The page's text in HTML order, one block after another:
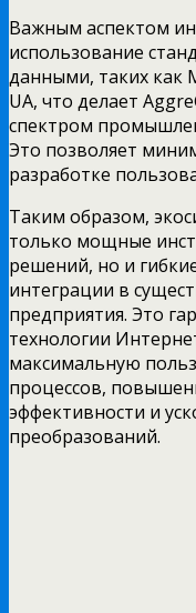
Важным аспектом
использование
данными, таких как
UA, что делает
спектром
Это позволяет
разработке
Таким образом,
только мощные
решений, но и
интеграции в
предприятия. Это
технологии
максимальную
процессов,
эффективности и
преобразований.